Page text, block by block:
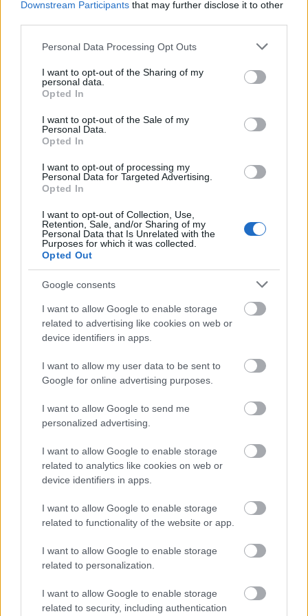
Downstream Participants that may further disclose it to other
Please note that this website/app uses one or more Google
not limited to your visit or usage behaviour. You may click to
grant or deny consent to Google and its third-party tags to
use your data for below specified purposes in below Google
consent section.
Personal Data Processing Opt Outs
I want to opt-out of the Sharing of my
personal data.
Opted In
I want to opt-out of the Sale of my
Personal Data.
Opted In
I want to opt-out of processing my
Personal Data for Targeted Advertising.
Opted In
I want to opt-out of Collection, Use,
Retention, Sale, and/or Sharing of my
Personal Data that Is Unrelated with the
Purposes for which it was collected.
Opted Out
Google consents
I want to allow Google to enable storage
related to advertising like cookies on web or
device identifiers in apps.
I want to allow my user data to be sent to
Google for online advertising purposes.
I want to allow Google to send me
personalized advertising.
I want to allow Google to enable storage
related to analytics like cookies on web or
device identifiers in apps.
I want to allow Google to enable storage
related to functionality of the website or app.
I want to allow Google to enable storage
related to personalization.
I want to allow Google to enable storage
related to security, including authentication
videregående skolen i Jablonec, hvor han studerer
«Lærerne er støttende, og jeg trenger ingen
fra Jizera-fjellene.
PAPPA Stanislav Rezac er den virkelige superveteranen i Ski
Classics sammen med Anders Aukland. Her fra 2011. Foto:
Terrengsykling lagt til side
Frem til i fjor kombinerte han terrengsykkelritt
med langrenn. «Jegkonkurrerte i terrengsykling.
Noen ganger kom jeg til og med på pallen, men det
var vanskelig å kombinere det med ski. Å bytte rett
fra sykling til ski og tilbake. I år droppet jeg
syklingen for første gang, og jeg føler meg mer
vår, så det er nærmere meg», forklarer Jablonec-
fødte, hvis far og bestefar begge vant Jizerská50.
Bestefaren hans jobbet også i mange år som
skiskyttertrener i Jablonec. Aleš’ bror Tomáš drev
med skiskyting, men Aleš lot seg ikke overbevise:
«Bestefar pleide å prøve og overbevise meg, men
han at jeg burde holde meg til ski.»
En dag vil han kanskje også prøve langløp:
«Akkurat nå fokuserer jeg på tradisjonelt
vil gjerne prøve noen av og til, kanskje senere, når
jeg blir eldre og mer moden», sier han, og legger til
at han ikke vil følge Alvar Myhlbacks eksakte vei,
men innrømmer at den unge svensken er en